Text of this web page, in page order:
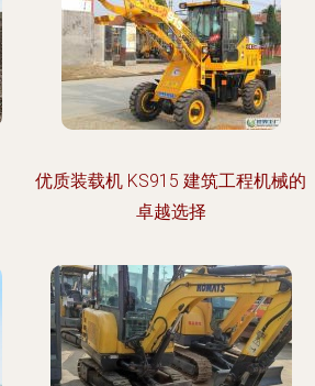
优质装载机 KS915 建筑工程机械的
卓越选择